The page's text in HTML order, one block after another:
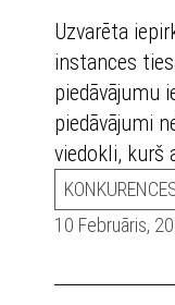
Uzvarēta
instances
piedāvājumu
piedāvājumi
viedokli, kurš
10 Februāris,